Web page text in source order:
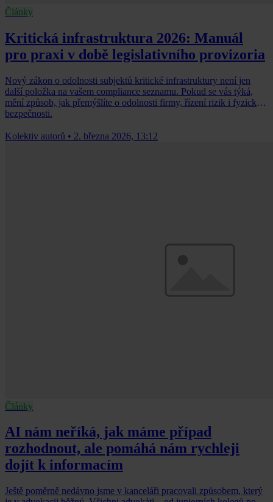
Články
Kritická infrastruktura 2026: Manuál
pro praxi v době legislativního provizoria
Nový zákon o odolnosti subjektů kritické infrastruktury není jen
další položka na vašem compliance seznamu. Pokud se vás týká,
mění způsob, jak přemýšlíte o odolnosti firmy, řízení rizik i fyzické
bezpečnosti.
Kolektiv autorů • 2. března 2026, 13:12
Články
AI nám neříká, jak máme případ
rozhodnout, ale pomáhá nám rychleji
dojít k informacím
Ještě poměrně nedávno jsme v kanceláři pracovali způsobem, který